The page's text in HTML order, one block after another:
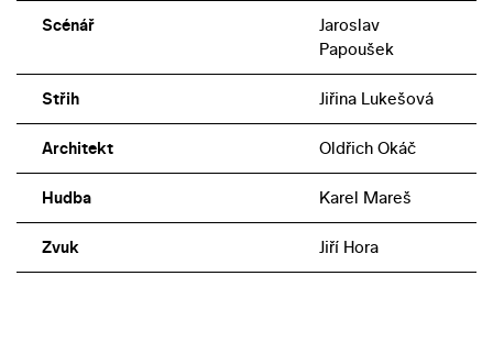
Scénář
Jaroslav
Papoušek
Střih Jiřina Lukešová
Architekt Oldřich Okáč
Hudba Karel Mareš
Zvuk Jiří Hora